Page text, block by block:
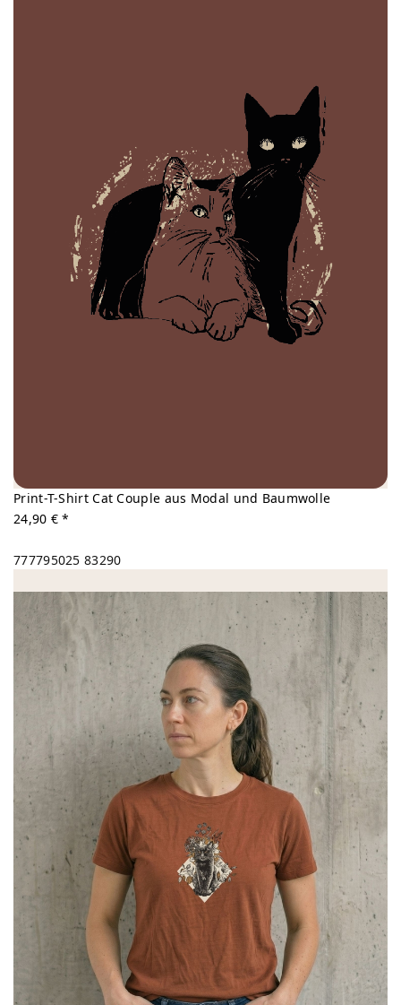
Print-T-Shirt Cat Couple aus Modal und Baumwolle
24,90 € *
777795025 83290